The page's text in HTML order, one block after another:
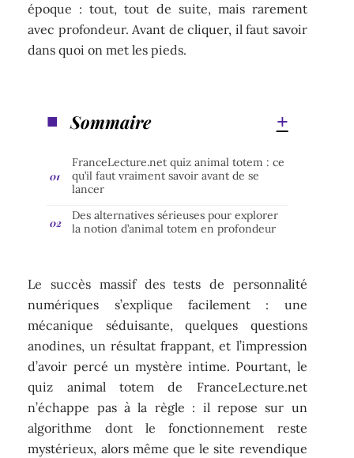
époque : tout, tout de suite, mais rarement
avec profondeur. Avant de cliquer, il faut savoir
dans quoi on met les pieds.
Sommaire
FranceLecture.net quiz animal totem : ce
qu’il faut vraiment savoir avant de se
lancer
Des alternatives sérieuses pour explorer
la notion d’animal totem en profondeur
Le succès massif des tests de personnalité
numériques s’explique facilement : une
mécanique séduisante, quelques questions
anodines, un résultat frappant, et l’impression
d’avoir percé un mystère intime. Pourtant, le
quiz animal totem de FranceLecture.net
n’échappe pas à la règle : il repose sur un
algorithme dont le fonctionnement reste
mystérieux, alors même que le site revendique